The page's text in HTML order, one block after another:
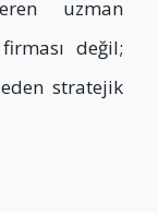
uzman
değil;
stratejik